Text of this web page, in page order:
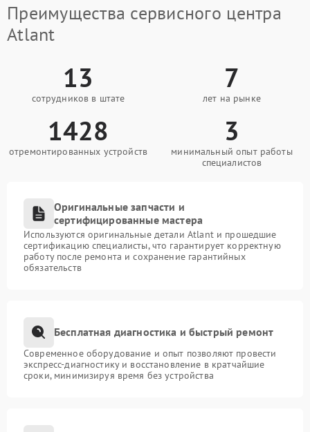
Преимущества сервисного центра
Atlant
13
сотрудников в штате
7
лет на рынке
1428
отремонтированных устройств
3
минимальный опыт работы
специалистов
Оригинальные запчасти и
сертифицированные мастера
Используются оригинальные детали Atlant и прошедшие
сертификацию специалисты, что гарантирует корректную
работу после ремонта и сохранение гарантийных
обязательств
Бесплатная диагностика и быстрый ремонт
Современное оборудование и опыт позволяют провести
экспресс-диагностику и восстановление в кратчайшие
сроки, минимизируя время без устройства